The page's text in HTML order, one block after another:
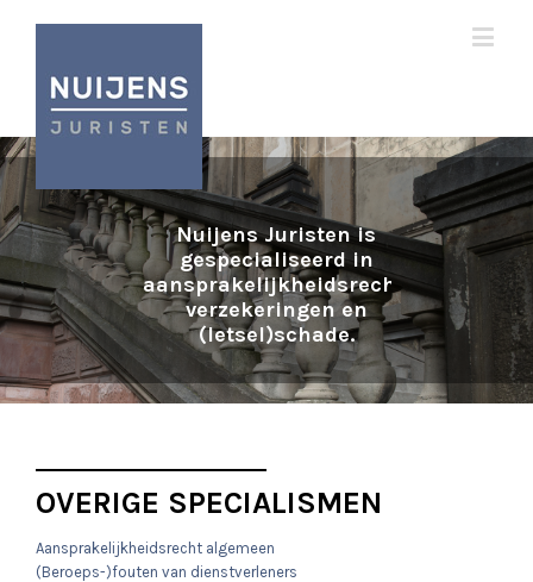
Nuijens Juristen is
gespecialiseerd in
aansprakelijkheidsrecht,
verzekeringen en
(letsel)schade.
OVERIGE SPECIALISMEN
Aansprakelijkheidsrecht algemeen
(Beroeps-)fouten van dienstverleners